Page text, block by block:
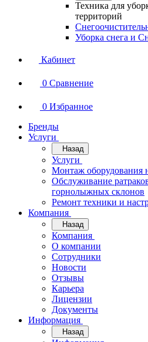
Техника для
территорий
Уборка снега и
Кабинет
0 Сравнение
0 Избранное
Бренды
Услуги
Назад
Услуги
Монтаж оборудования
Обслуживание
горнолыжных склонов
Ремонт техники и
Компания
Назад
Компания
О компании
Сотрудники
Новости
Отзывы
Карьера
Лицензии
Документы
Информация
Назад